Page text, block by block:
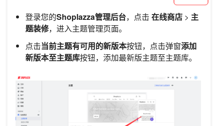
登录您的Shoplazza管理后台，点击 在线商店 > 主
题装修，进入主题管理页面。
点击当前主题有可用的新版本按钮，点击弹窗添加
新版本至主题库按钮，添加最新版主题至主题库。